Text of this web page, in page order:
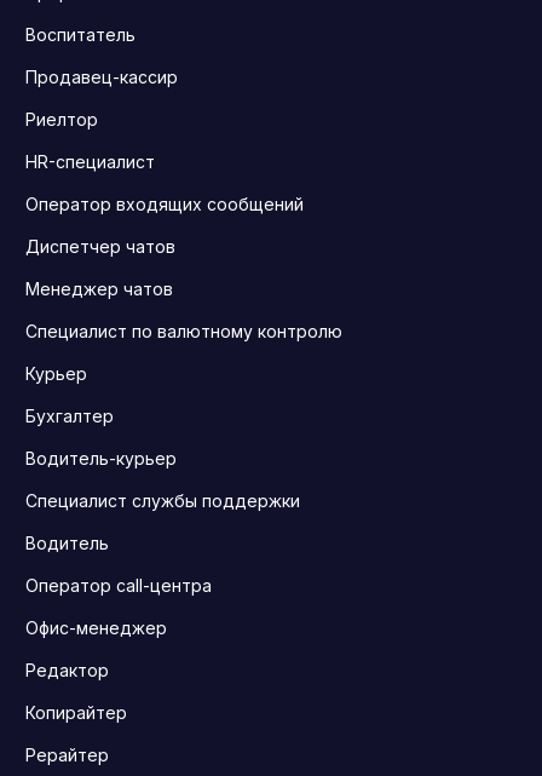
Воспитатель
Продавец-кассир
Риелтор
HR-специалист
Оператор входящих сообщений
Диспетчер чатов
Менеджер чатов
Специалист по валютному контролю
Курьер
Бухгалтер
Водитель-курьер
Специалист службы поддержки
Водитель
Оператор call-центра
Офис-менеджер
Редактор
Копирайтер
Рерайтер